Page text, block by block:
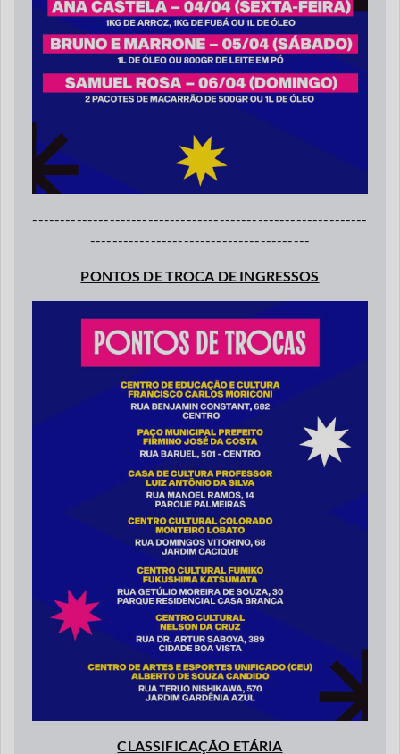
-------------------------------------------------------------
----------------------------------------
PONTOS DE TROCA DE INGRESSOS
CLASSIFICAÇÃO ETÁRIA